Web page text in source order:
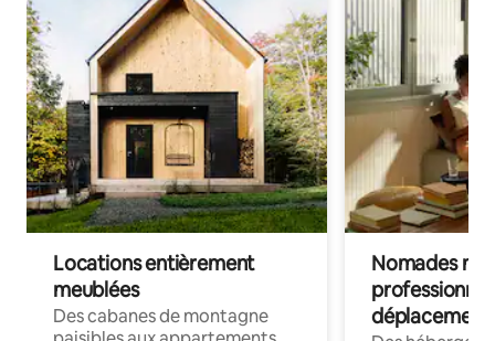
Locations entièrement
meublées
Des cabanes de montagne
Nomades
déplacement